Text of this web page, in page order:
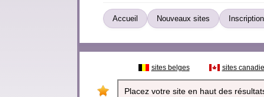
Accueil Nouveaux sites
sites belges sites
Placez votre site en haut des